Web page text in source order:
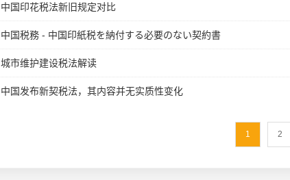
中国印花税法新旧规定对比
中国税務 - 中国印紙税を納付する必要のない契約書
城市维护建设税法解读
中国发布新契税法，其内容并无实质性变化
1 2